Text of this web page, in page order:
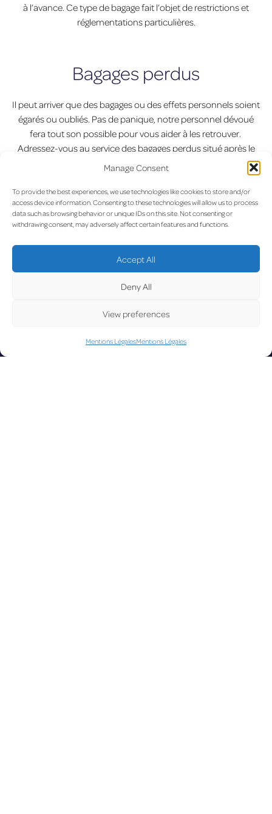
Manage Consent
To provide the best experiences, we use technologies like cookies to store and/or
access device information. Consenting to these technologies will allow us to process
data such as browsing behavior or unique IDs on this site. Not consenting or
withdrawing consent, may adversely affect certain features and functions.
Accept All
Deny All
View preferences
Mentions LégalesMentions Légales
à l’avance. Ce type de bagage fait l’objet de restrictions et
réglementations particulières.
Bagages perdus
Il peut arriver que des bagages ou des effets personnels soient
égarés ou oubliés. Pas de panique, notre personnel dévoué
fera tout son possible pour vous aider à les retrouver.
Adressez-vous au service des bagages perdus situé après le
contrôle de sûreté dans le hall de récupération des bagages.
Vous pouvez également contacter le service des bagages
perdus de 8 h à 10 h et de 15 h à 17 h au +352 2456 5003 ou
par courriel àbaggage.claim@luxairgroup.lu
vous adresser à la police qui est l’autorité compétente en la
UPD